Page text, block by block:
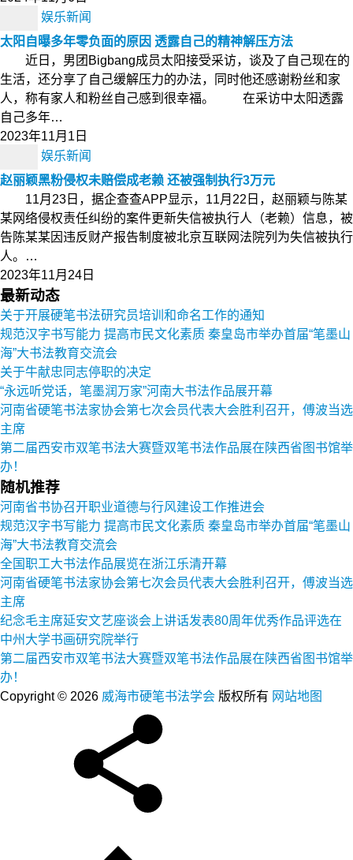
娱乐新闻
太阳自曝多年零负面的原因 透露自己的精神解压方法
近日，男团Bigbang成员太阳接受采访，谈及了自己现在的
生活，还分享了自己缓解压力的办法，同时他还感谢粉丝和家
人，称有家人和粉丝自己感到很幸福。 在采访中太阳透露
自己多年…
2023年11月1日
娱乐新闻
赵丽颖黑粉侵权未赔偿成老赖 还被强制执行3万元
11月23日，据企查查APP显示，11月22日，赵丽颖与陈某
某网络侵权责任纠纷的案件更新失信被执行人（老赖）信息，被
告陈某某因违反财产报告制度被北京互联网法院列为失信被执行
人。…
2023年11月24日
最新动态
关于开展硬笔书法研究员培训和命名工作的通知
规范汉字书写能力 提高市民文化素质 秦皇岛市举办首届“笔墨山
海”大书法教育交流会
关于牛献忠同志停职的决定
“永远听党话，笔墨润万家”河南大书法作品展开幕
河南省硬笔书法家协会第七次会员代表大会胜利召开，傅波当选
主席
第二届西安市双笔书法大赛暨双笔书法作品展在陕西省图书馆举
办！
随机推荐
河南省书协召开职业道德与行风建设工作推进会
规范汉字书写能力 提高市民文化素质 秦皇岛市举办首届“笔墨山
海”大书法教育交流会
全国职工大书法作品展览在浙江乐清开幕
河南省硬笔书法家协会第七次会员代表大会胜利召开，傅波当选
主席
纪念毛主席延安文艺座谈会上讲话发表80周年优秀作品评选在
中州大学书画研究院举行
第二届西安市双笔书法大赛暨双笔书法作品展在陕西省图书馆举
办！
Copyright © 2026 威海市硬笔书法学会 版权所有 网站地图